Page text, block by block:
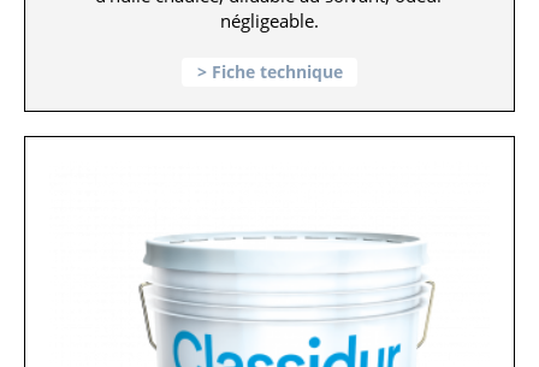
négligeable.
Fiche technique